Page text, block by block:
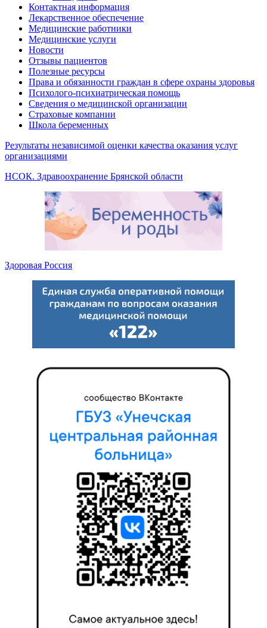
Контактная информация
Лекарственное обеспечение
Медицинские работники
Медицинские услуги
Новости
Отзывы пациентов
Полезные ресурсы
Права и обязанности граждан в сфере охраны здоровья
Психолого-психиатрическая помощь
Сведения о медицинской организации
Страховые компании
Школа беременных
Результаты независимой оценки качества оказания услуг
организациями
НСОК. Здравоохранение Брянской области
Здоровая Россия